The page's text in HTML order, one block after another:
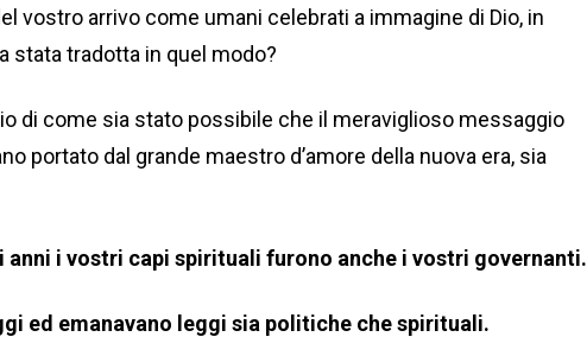
vostro arrivo come umani celebrati a immagine di Dio, in
stata tradotta in quel modo?
di come sia stato possibile che il meraviglioso messaggio
portato dal grande maestro d’amore della nuova era, sia
i vostri capi spirituali furono anche i vostri governanti.
ed emanavano leggi sia politiche che spirituali.